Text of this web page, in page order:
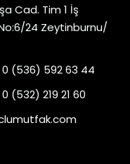
Cad. Tim 1 İş
24 Zeytinburnu/
(536) 592 63 44
(532) 219 21 60